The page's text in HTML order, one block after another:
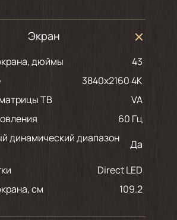
Экран
дюймы
43
3840x2160 4K
ТВ
VA
60 Гц
динамический диапазон
Да
Direct LED
см
109.2